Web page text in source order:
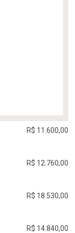
R$ 11.600,00
R$ 12.760,00
R$ 18.530,00
R$ 14.840,00